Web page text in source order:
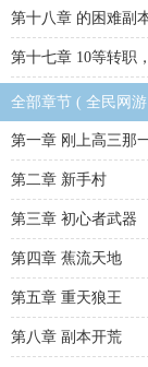
第十八章 的困难副
第十七章 10等转职
全部章节 ( 全民网
第一章 刚上高三那
第二章 新手村
第三章 初心者武器
第四章 蕉流天地
第五章 重天狼王
第八章 副本开荒